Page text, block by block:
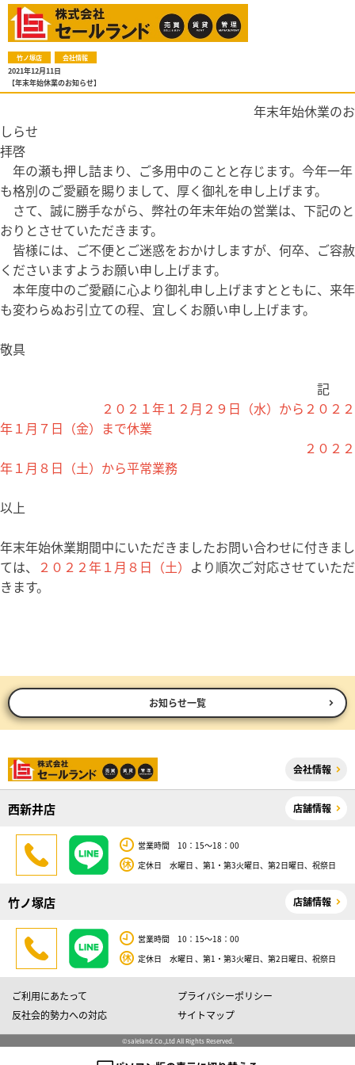
竹ノ塚店 会社情報
2021年12月11日
【年末年始休業のお知らせ】
年末年始休業のお
しらせ
拝啓
年の瀬も押し詰まり、ご多用中のことと存じます。今年一年
も格別のご愛顧を賜りまして、厚く御礼を申し上げます。
さて、誠に勝手ながら、弊社の年末年始の営業は、下記のと
おりとさせていただきます。
皆様には、ご不便とご迷惑をおかけしますが、何卒、ご容赦
くださいますようお願い申し上げます。
本年度中のご愛顧に心より御礼申し上げますとともに、来年
も変わらぬお引立ての程、宜しくお願い申し上げます。
敬具
記
２０２１年１２月２９日（水）から２０２２
年１月７日（金）まで休業
２０２２
年１月８日（土）から平常業務
以上
年末年始休業期間中にいただきましたお問い合わせに付きまし
ては、
２０２２年１月８日（土） より順次ご対応させていただ
きます。
お知らせ一覧
会社情報
西新井店 店舗情報
営業時間 10：15～18：00
定休日 水曜日 、第1・第3火曜日、第2日曜日、祝祭日
竹ノ塚店 店舗情報
営業時間 10：15～18：00
定休日 水曜日 、第1・第3火曜日、第2日曜日、祝祭日
ご利用にあたって
プライバシーポリシー
反社会的勢力への対応
サイトマップ
©saleland.Co.,Ltd All Rights Reserved.